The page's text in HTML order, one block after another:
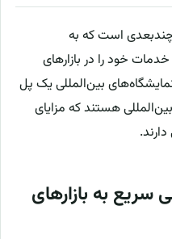
چندبعدی است که به
خود را در بازارهای
بین‌المللی یک پل
هستند که مزایای
به بازارهای